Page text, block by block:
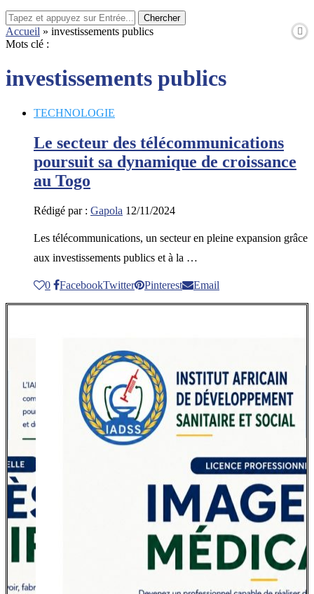
Chercher
Accueil » investissements publics
Mots clé :
investissements publics
TECHNOLOGIE
Le secteur des télécommunications
poursuit sa dynamique de croissance
au Togo
Rédigé par : Gapola 12/11/2024
Les télécommunications, un secteur en pleine expansion grâce
aux investissements publics et à la …
0 FacebookTwitter Pinterest Email